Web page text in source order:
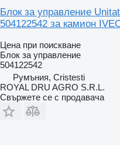
Блок за управление
504122542 за камион
Цена при поискване
Блок за управление
504122542
Румъния, Cristesti
ROYAL DRU AGRO S.R.L.
Свържете се с продавача